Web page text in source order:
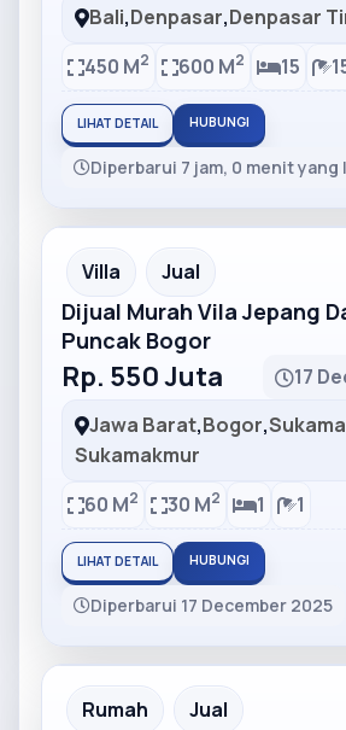
Bali,Denpasar,Denpasar
450 M2 600 M2 15
LIHAT DETAIL HUBUNGI
Diperbarui 7 jam, 0 menit yang
Partner Ad
Villa Jual
Dijual Murah Vila Jepang
Puncak Bogor
Rp. 550 Juta
17
Jawa Barat,Bogor,
Sukamakmur
60 M2 30 M2 1 1
LIHAT DETAIL HUBUNGI
Diperbarui 17 December 2025
Partner Ad
Rumah Jual